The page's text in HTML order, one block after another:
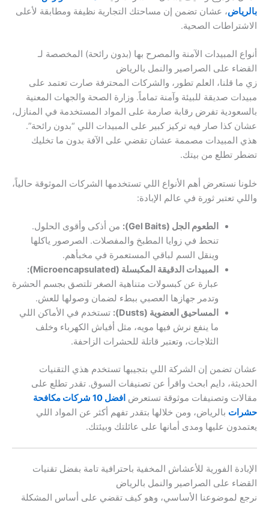
بالرياض، عشان تضمن إن مساحتك التجارية نظيفة ومطابقة لأعلى
الاشتراطات الصحية.
أنواع المبيدات الآمنة والمصرح بها (بدون رائحة) المخصصة لـ
القضاء على الصراصير والنمل بالرياض
زي ما قلنا، العلم تطور، والشركات المحترفة صارت تعتمد على
مبيدات صديقة للبيئة وآمنة تماماً. وزارة الصحة والجهات المعنية
بالسعودية تفرض رقابة صارمة على المواد المستخدمة في المنازل،
عشان كذا صار فيه تركيز كبير على المبيدات اللي “بدون رائحة”.
هذي المبيدات مصممة عشان تقضي على الآفة بدون ما تخليك
تضطر تطلع من بيتك.
خلونا نستعرض أهم الأنواع اللي تستخدمها الشركات الموثوقة حالياً،
واللي تعتبر ثورة في عالم الإبادة:
الطعوم الجل (Gel Baits):
من أذكى وأقوى الحلول.
تنحط في زوايا المطبخ والمفصلات. الصرصور ياكلها
وينقل السم لباقي المستعمرة في مخبأهم.
المبيدات الدقيقة المكبسلة (Microencapsulated):
عبارة عن كبسولات متناهية الصغر تلتصق بجسم الحشرة
وتدمر جهازها العصبي ببطء لضمان وصولها للعش.
المساحيق العضوية (Dusts):
تستخدم في الأماكن اللي
ما ينفع نرش فيها مويه، مثل أفياش الكهرباء وخلف
الثلاجات، وتعتبر قاتلة للحشرات الزاحفة.
عشان تضمن إن الشركة اللي بتجيبها تستخدم هذي التقنيات
الحديثة، دايم ابحث واقرأ عن تصنيفات السوق. تقدر تطلع على
مقالات وتصنيفات موثوقة تستعرض
افضل 10 شركات مكافحة
حشرات بالرياض، ومن خلالها بتقدر تفهم أكثر عن المواد اللي
يعتمدون عليها ومدى أمانها على عائلتك وبيئتك.
الإبادة الفورية للأعشاش المخفية باحترافية تامة بفضل تقنيات
القضاء على الصراصير والنمل بالرياض
نرجع لموضوعنا الأساسي، وهو كيف تقضي على أساس المشكلة